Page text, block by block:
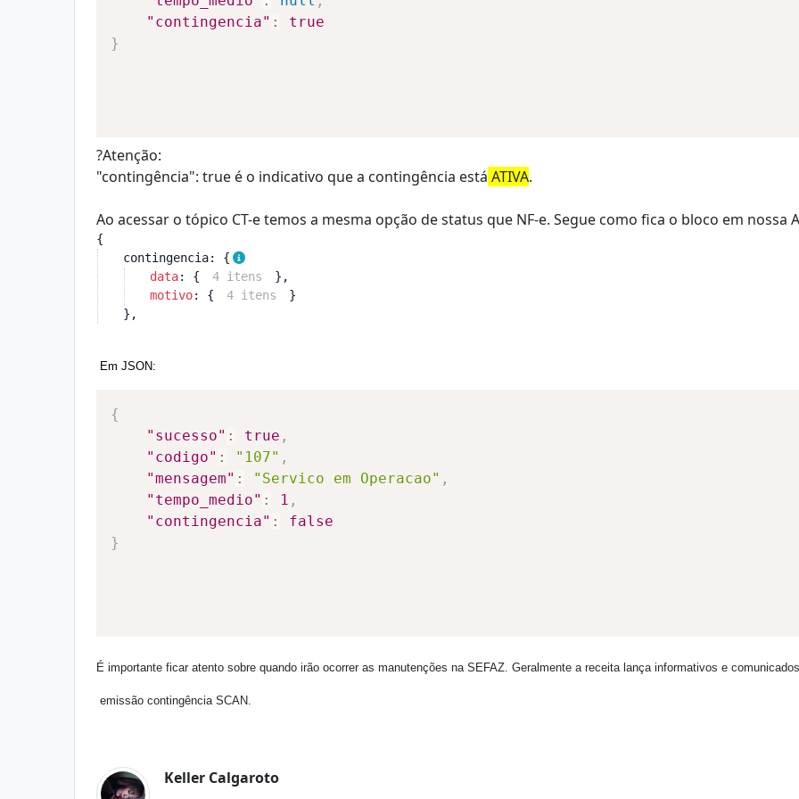
"contingencia" :
true
}
?Atenção:
"contingência": true é o indicativo que a contingência está ATIVA.
Ao acessar o tópico CT-e temos a mesma opção de status que NF-e. Segue como fica o bloco em nossa
{
contingencia: {
data: { 4 itens
},
motivo: { 4 itens
}
},
Em JSON:
{
"sucesso" : true ,
"codigo" : "107" ,
"mensagem" : "Servico em Operacao" ,
"tempo_medio" : 1 ,
"contingencia" :
false
}
É importante ficar atento sobre quando irão ocorrer as manutenções na SEFAZ. Geralmente a receita lança informativos e
emissão contingência SCAN.
Keller Calgaroto